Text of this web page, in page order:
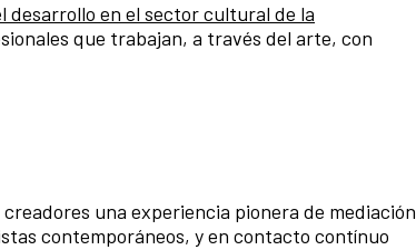
desarrollo en el sector cultural de la
que trabajan, a través del arte, con
una experiencia pionera de mediación
contemporáneos, y en contacto contínuo